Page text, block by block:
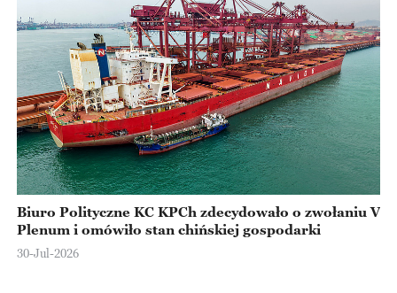
Biuro Polityczne KC KPCh zdecydowało o zwołaniu V
Plenum i omówiło stan chińskiej gospodarki
30-Jul-2026